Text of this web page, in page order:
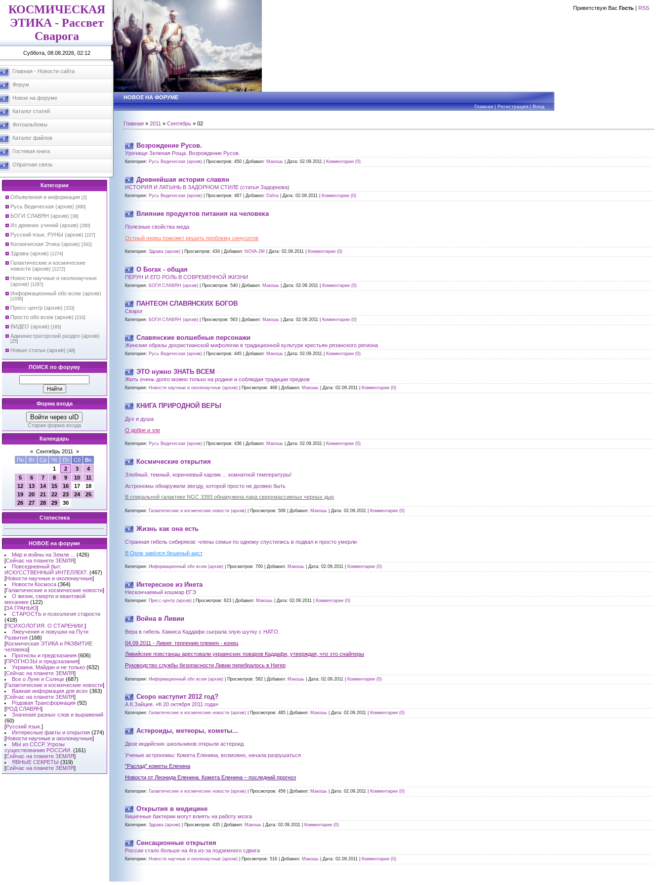
КОСМИЧЕСКАЯ
ЭТИКА - Рассвет
Сварога
Суббота, 08.08.2026, 02:12
Главная - Новости сайта
Форум
Новое на форуме
Каталог статей
Фотоальбомы
Каталог файлов
Гостевая книга
Обратная связь
Категории
Объявления и информация [2]
Русь Ведическая (архив) [990]
БОГИ СЛАВЯН (архив) [38]
Из древних учений (архив) [280]
Русский язык. РУНЫ (архив) [227]
Космическая Этика (архив) [342]
Здрава (архив) [1274]
Галактические и космические
новости (архив) [1272]
Новости научные и околонаучные
(архив) [1287]
Информационный обо всем (архив)
[1336]
Пресс-центр (архив) [333]
Просто обо всем (архив) [210]
ВИДЕО (архив) [165]
Администраторский раздел (архив)
[25]
Новые статьи (архив) [48]
ПОИСК по форуму
Форма входа
Войти через uID
Старая форма входа
Календарь
« Сентябрь 2011
»
Пн
Вт Ср Чт Пт Сб
Вс
1
2 3
4
5
6 7 8 9 10
11
12
13 14 15 16 17
18
19
20 21 22 23 24
25
26
27 28 29 30
Статистика
НОВОЕ на форуме
Мир и войны на Земле ...
(426)
[Сейчас на планете ЗЕМЛЯ]
Повседневный быт.
ИСКУССТВЕННЫЙ ИНТЕЛЛЕКТ. (467)
[Новости научные и околонаучные]
Новости Космоса (364)
[Галактические и космические новости]
О жизни, смерти и квантовой
механике (122)
[ЗА ГРАНЬЮ]
СТАРОСТЬ и психология старости
(418)
[ПСИХОЛОГИЯ. О СТАРЕНИИ. ]
Лжеучения и ловушки на Пути
Развития (168)
[Космическая ЭТИКА и РАЗВИТИЕ
человека]
Прогнозы и предсказания (606)
[ПРОГНОЗЫ и предсказания]
Украина. Майдан и не только (632)
[Сейчас на планете ЗЕМЛЯ]
Все о Луне и Солнце (687)
[Галактические и космические новости]
Важная информация для всех (363)
[Сейчас на планете ЗЕМЛЯ]
Родовая Трансформация (92)
[РОД СЛАВЯН]
Значения разных слов и выражений
(60)
[Русский язык. ]
Интересные факты и открытия (274)
[Новости научные и околонаучные]
МЫ из СССР. Угрозы
существованию РОССИИ. (161)
[Сейчас на планете ЗЕМЛЯ]
ЯВНЫЕ СЕКРЕТЫ (319)
[Сейчас на планете ЗЕМЛЯ]
Приветствую Вас Гость | RSS
НОВОЕ НА ФОРУМЕ
Главная|Регистрация|Вход
Главная » 2011 » Сентябрь » 02
Возрождение Русов.
Урочище Зеленая Роща. Возрождение Русов.
Категория: Русь Ведическая (архив) Просмотров: 450 Добавил: Макошь Дата: 02.09.2011 Комментарии (0)
Древнейшая история славян
ИСТОРИЯ И ЛАТЫНЬ В ЗАДОРНОМ СТИЛЕ (статья Задорнова)
Категория: Русь Ведическая (архив) Просмотров: 467 Добавил: Dafna Дата: 02.09.2011 Комментарии (0)
Влияние продуктов питания на человека
Полезные свойства меда
Острый перец поможет решить проблему синуситов
Категория: Здрава (архив) Просмотров: 434 Добавил: NOVA-2M Дата: 02.09.2011 Комментарии (0)
О Богах - общая
ПЕРУН И ЕГО РОЛЬ В СОВРЕМЕННОЙ ЖИЗНИ
Категория: БОГИ СЛАВЯН (архив) Просмотров: 540 Добавил: Макошь Дата: 02.09.2011 Комментарии (0)
ПАНТЕОН СЛАВЯНСКИХ БОГОВ
Сварог
Категория: БОГИ СЛАВЯН (архив) Просмотров: 563 Добавил: Макошь Дата: 02.09.2011 Комментарии (0)
Славянские волшебные персонажи
Женские образы дохристианской мифологии в традиционной культуре крестьян рязанского региона
Категория: Русь Ведическая (архив) Просмотров: 445 Добавил: Макошь Дата: 02.09.2011 Комментарии (0)
ЭТО нужно ЗНАТЬ ВСЕМ
Жить очень долго можно только на родине и соблюдая традиции предков
Категория: Новости научные и околонаучные (архив) Просмотров: 468 Добавил: Макошь Дата: 02.09.2011 Комментарии (0)
КНИГА ПРИРОДНОЙ ВЕРЫ
Дух и душа
О добре и зле
Категория: Русь Ведическая (архив) Просмотров: 436 Добавил: Макошь Дата: 02.09.2011 Комментарии (0)
Космические открытия
Злобный, темный, коричневый карлик ... комнатной температуры!
Астрономы обнаружили звезду, которой просто не должно быть
В спиральной галактике NGC 3393 обнаружена пара сверхмассивных черных дыр
Категория: Галактические и космические новости (архив) Просмотров: 506 Добавил: Макошь Дата: 02.09.2011 Комментарии (0)
Жизнь как она есть
Странная гибель сибиряков: члены семьи по одному спустились в подвал и просто умерли
В Орле завёлся бешеный аист
Категория: Информационный обо всем (архив) Просмотров: 700 Добавил: Макошь Дата: 02.09.2011 Комментарии (0)
Интересное из Инета
Нескончаемый кошмар ЕГЭ
Категория: Пресс-центр (архив) Просмотров: 623 Добавил: Макошь Дата: 02.09.2011 Комментарии (0)
Война в Ливии
Вера в гибель Хамиса Каддафи сыграла злую шутку с НАТО.
04.09.2011 - Ливия: терпению племен - конец
Ливийские повстанцы арестовали украинских поваров Каддафи, утверждая, что это снайперы
Руководство службы безопасности Ливии перебралось в Нигер
Категория: Информационный обо всем (архив) Просмотров: 582 Добавил: Макошь Дата: 02.09.2011 Комментарии (0)
Скоро наступит 2012 год?
А.К.Зайцев. «К 20 октября 2011 года»
Категория: Галактические и космические новости (архив) Просмотров: 485 Добавил: Макошь Дата: 02.09.2011 Комментарии (0)
Астероиды, метеоры, кометы...
Двое индийских школьников открыли астероид
Ученые астрономы: Комета Еленина, возможно, начала разрушаться
"Распад" кометы Еленина
Новости от Леонида Еленина. Комета Еленина – последний прогноз
Категория: Галактические и космические новости (архив) Просмотров: 456 Добавил: Макошь Дата: 02.09.2011 Комментарии (0)
Открытия в медицине
Кишечные бактерии могут влиять на работу мозга
Категория: Здрава (архив) Просмотров: 435 Добавил: Макошь Дата: 02.09.2011 Комментарии (0)
Сенсационные открытия
России стало больше на 4га из-за подземного сдвига
Категория: Новости научные и околонаучные (архив) Просмотров: 516 Добавил: Макошь Дата: 02.09.2011 Комментарии (0)